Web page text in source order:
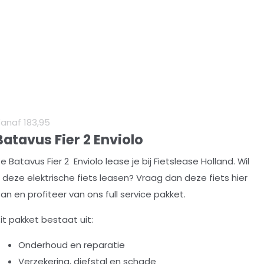
183,95
Fier 2 Enviolo
Batavus Fier 2 Enviolo lease je bij Fietslease Holland. Wil
deze elektrische fiets leasen? Vraag dan deze fiets hier
en profiteer van ons full service pakket.
pakket bestaat uit:
Onderhoud en reparatie
Verzekering, diefstal en schade